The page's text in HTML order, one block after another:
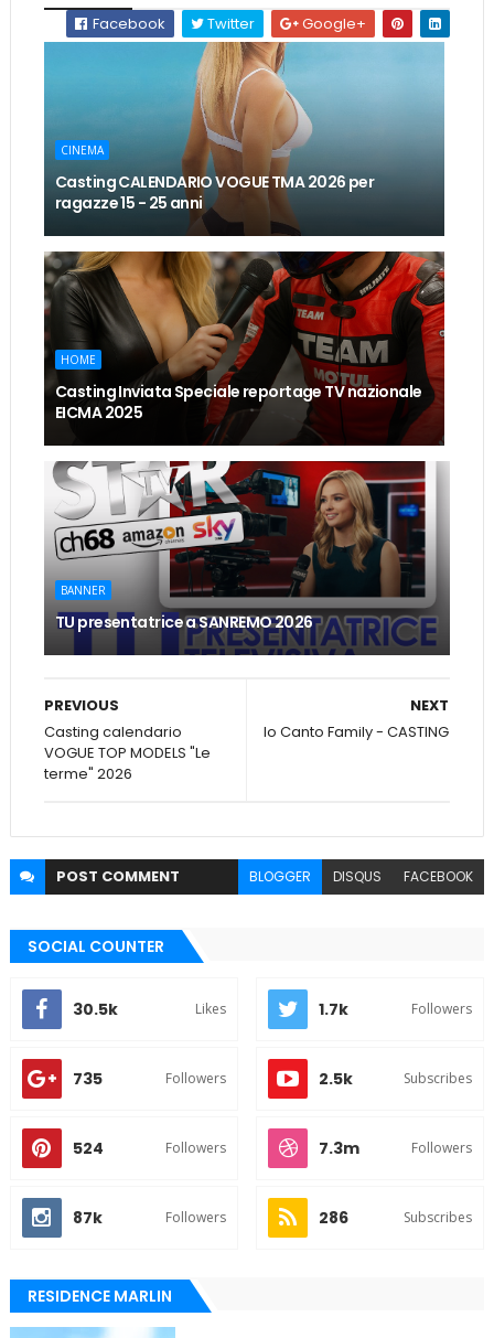
Facebook
Twitter Google+
CINEMA
Casting CALENDARIO VOGUE TMA 2026 per
ragazze 15 - 25 anni
HOME
Casting Inviata Speciale reportage TV nazionale
EICMA 2025
BANNER
TU presentatrice a SANREMO 2026
NEXT
Io Canto Family - CASTING
PREVIOUS
Casting calendario
VOGUE TOP MODELS "Le
terme" 2026
POST COMMENT BLOGGER DISQUS FACEBOOK
SOCIAL COUNTER
30.5k Likes 1.7k Followers
735 Followers 2.5k Subscribes
524 Followers 7.3m Followers
87k Followers 286 Subscribes
RESIDENCE MARLIN